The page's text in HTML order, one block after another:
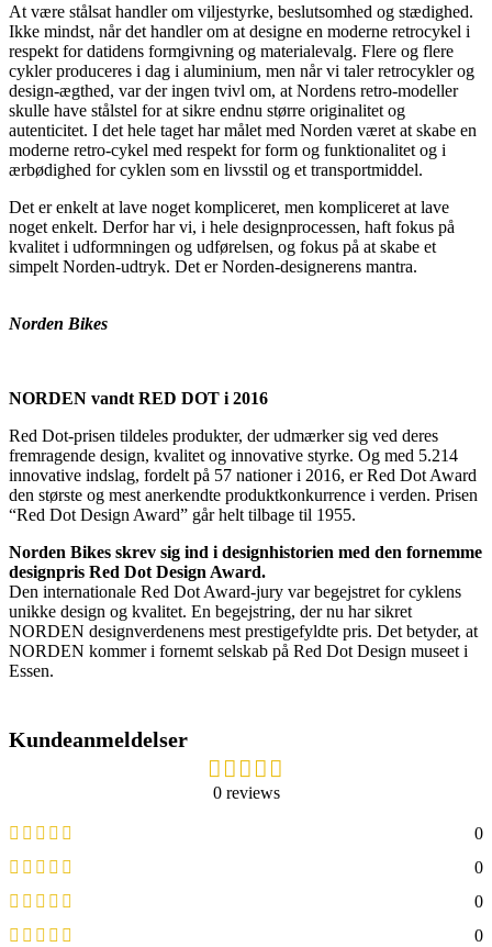
At være stålsat handler om viljestyrke, beslutsomhed og stædighed.
Ikke mindst, når det handler om at designe en moderne retrocykel i
respekt for datidens formgivning og materialevalg. Flere og flere
cykler produceres i dag i aluminium, men når vi taler retrocykler og
design-ægthed, var der ingen tvivl om, at Nordens retro-modeller
skulle have stålstel for at sikre endnu større originalitet og
autenticitet. I det hele taget har målet med Norden været at skabe en
moderne retro-cykel med respekt for form og funktionalitet og i
ærbødighed for cyklen som en livsstil og et transportmiddel.
Det er enkelt at lave noget kompliceret, men kompliceret at lave
noget enkelt. Derfor har vi, i hele designprocessen, haft fokus på
kvalitet i udformningen og udførelsen, og fokus på at skabe et
simpelt Norden-udtryk. Det er Norden-designerens mantra.
Norden Bikes
NORDEN vandt RED DOT i 2016
Red Dot-prisen tildeles produkter, der udmærker sig ved deres
fremragende design, kvalitet og innovative styrke. Og med 5.214
innovative indslag, fordelt på 57 nationer i 2016, er Red Dot Award
den største og mest anerkendte produktkonkurrence i verden. Prisen
“Red Dot Design Award” går helt tilbage til 1955.
Norden Bikes skrev sig ind i designhistorien med den fornemme
designpris Red Dot Design Award.
Den internationale Red Dot Award-jury var begejstret for cyklens
unikke design og kvalitet. En begejstring, der nu har sikret
NORDEN designverdenens mest prestigefyldte pris. Det betyder, at
NORDEN kommer i fornemt selskab på Red Dot Design museet i
Essen.
Kundeanmeldelser
0 reviews
0
0
0
0